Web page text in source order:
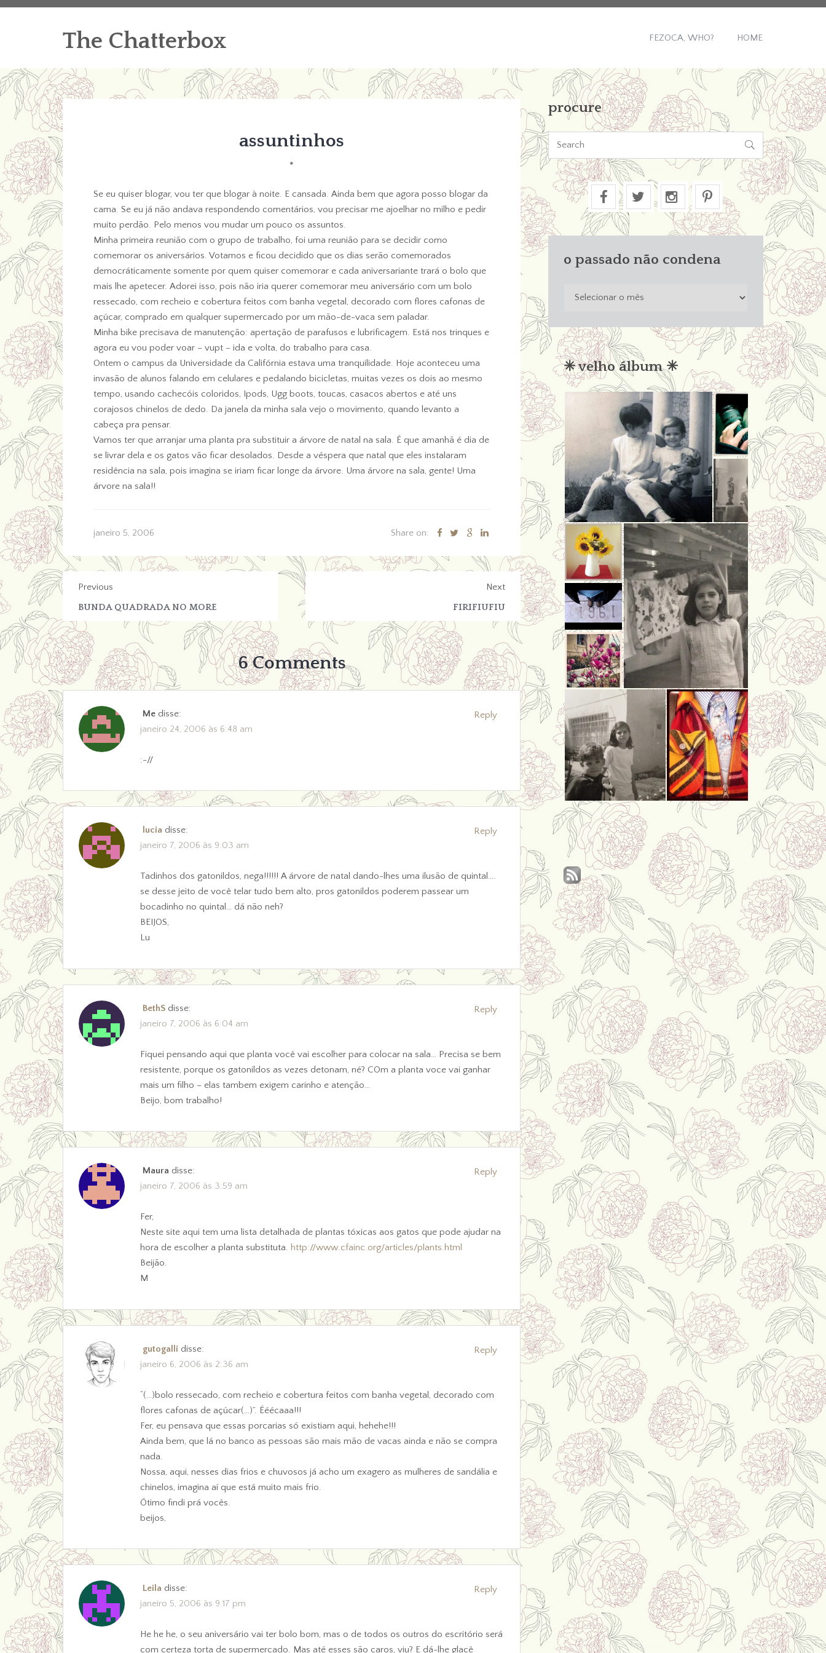
The Chatterbox FEZOCA, WHO? HOME
assuntinhos
*
Se eu quiser blogar, vou ter que blogar à noite. E cansada. Ainda bem que agora posso blogar da
cama. Se eu já não andava respondendo comentários, vou precisar me ajoelhar no milho e pedir
muito perdão. Pelo menos vou mudar um pouco os assuntos.
Minha primeira reunião com o grupo de trabalho, foi uma reunião para se decidir como
comemorar os aniversários. Votamos e ficou decidido que os dias serão comemorados
democráticamente somente por quem quiser comemorar e cada aniversariante trará o bolo que
mais lhe apetecer. Adorei isso, pois não iria querer comemorar meu aniversário com um bolo
ressecado, com recheio e cobertura feitos com banha vegetal, decorado com flores cafonas de
açúcar, comprado em qualquer supermercado por um mão-de-vaca sem paladar.
Minha bike precisava de manutenção: apertação de parafusos e lubrificagem. Está nos trinques e
agora eu vou poder voar – vupt – ida e volta, do trabalho para casa.
Ontem o campus da Universidade da Califórnia estava uma tranquilidade. Hoje aconteceu uma
invasão de alunos falando em celulares e pedalando bicicletas, muitas vezes os dois ao mesmo
tempo, usando cachecóis coloridos, Ipods, Ugg boots, toucas, casacos abertos e até uns
corajosos chinelos de dedo. Da janela da minha sala vejo o movimento, quando levanto a
cabeça pra pensar.
Vamos ter que arranjar uma planta pra substituir a árvore de natal na sala. É que amanhã é dia de
se livrar dela e os gatos vão ficar desolados. Desde a véspera que natal que eles instalaram
residência na sala, pois imagina se iriam ficar longe da árvore. Uma árvore na sala, gente! Uma
árvore na sala!!
janeiro 5, 2006 Share on:
Previous
BUNDA QUADRADA NO MORE
Next
FIRIFIUFIU
6 Comments
Me disse:
janeiro 24, 2006 às 6:48 am
:-//
Reply
lucia disse:
janeiro 7, 2006 às 9:03 am
Tadinhos dos gatonildos, nega!!!!!! A árvore de natal dando-lhes uma ilusão de quintal….
se desse jeito de você telar tudo bem alto, pros gatonildos poderem passear um
bocadinho no quintal… dá não neh?
BEIJOS,
Lu
Reply
BethS disse:
janeiro 7, 2006 às 6:04 am
Fiquei pensando aqui que planta você vai escolher para colocar na sala… Precisa se bem
resistente, porque os gatonildos as vezes detonam, né? COm a planta voce vai ganhar
mais um filho – elas tambem exigem carinho e atenção…
Beijo, bom trabalho!
Reply
Maura disse:
janeiro 7, 2006 às 3:59 am
Fer,
Neste site aqui tem uma lista detalhada de plantas tóxicas aos gatos que pode ajudar na
hora de escolher a planta substituta. http://www.cfainc.org/articles/plants.html
Beijão.
M
Reply
gutogalli disse:
janeiro 6, 2006 às 2:36 am
“(…)bolo ressecado, com recheio e cobertura feitos com banha vegetal, decorado com
flores cafonas de açúcar(…)”. Ééécaaa!!!
Fer, eu pensava que essas porcarias só existiam aqui, hehehe!!!
Ainda bem, que lá no banco as pessoas são mais mão de vacas ainda e não se compra
nada.
Nossa, aqui, nesses dias frios e chuvosos já acho um exagero as mulheres de sandália e
chinelos, imagina aí que está muito mais frio.
Ótimo findi prá vocês.
beijos,
Reply
Leila disse:
janeiro 5, 2006 às 9:17 pm
He he he, o seu aniversário vai ter bolo bom, mas o de todos os outros do escritório será
com certeza torta de supermercado. Mas até esses são caros, viu? E dá-lhe glacê
Reply
procure

o passado não condena
condena
✳︎ velho álbum ✳︎